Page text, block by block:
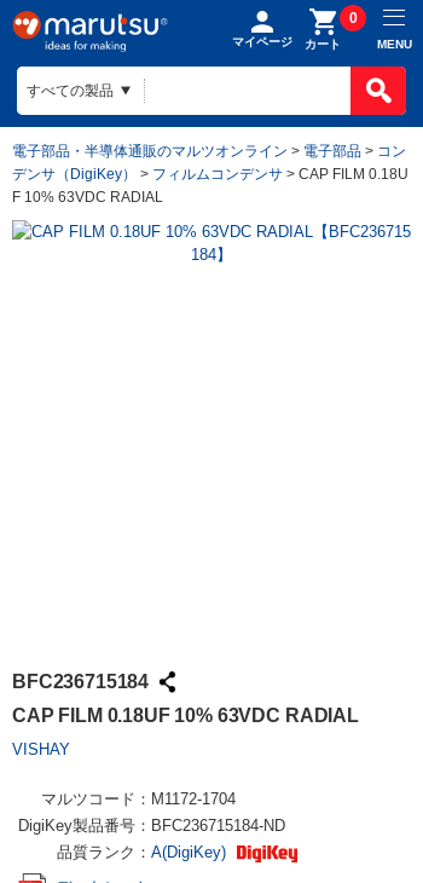
マイページ カート
0
MENU
電子部品・半導体通販のマルツオンライン > 電子部品 > コン
デンサ（DigiKey）
> フィルムコンデンサ > CAP FILM 0.18U
F 10% 63VDC RADIAL
BFC236715184
CAP FILM 0.18UF 10% 63VDC RADIAL
VISHAY
マルツコード： M1172-1704
DigiKey製品番号： BFC236715184-ND
品質ランク： A(DigiKey)